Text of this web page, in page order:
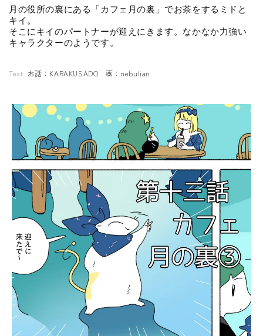
月の役所の裏にある「カフェ月の裏」でお茶をするミドと
キイ。
そこにキイのパートナーが迎えにきます。なかなか力強い
キャラクターのようです。
Text: お話：KARAKUSADO 画：nebulian